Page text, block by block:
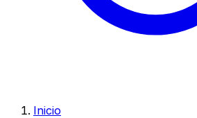
Inicio